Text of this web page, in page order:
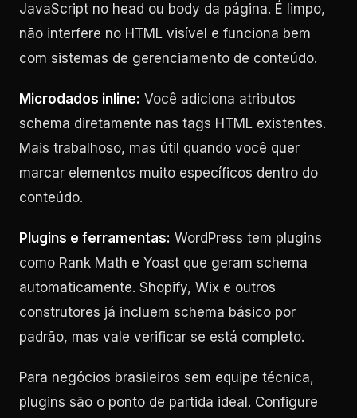
JavaScript no head ou body da página. É limpo,
não interfere no HTML visível e funciona bem
com sistemas de gerenciamento de conteúdo.
Microdados inline: Você adiciona atributos
schema diretamente nas tags HTML existentes.
Mais trabalhoso, mas útil quando você quer
marcar elementos muito específicos dentro do
conteúdo.
Plugins e ferramentas: WordPress tem plugins
como Rank Math e Yoast que geram schema
automaticamente. Shopify, Wix e outros
construtores já incluem schema básico por
padrão, mas vale verificar se está completo.
Para negócios brasileiros sem equipe técnica,
plugins são o ponto de partida ideal. Configure